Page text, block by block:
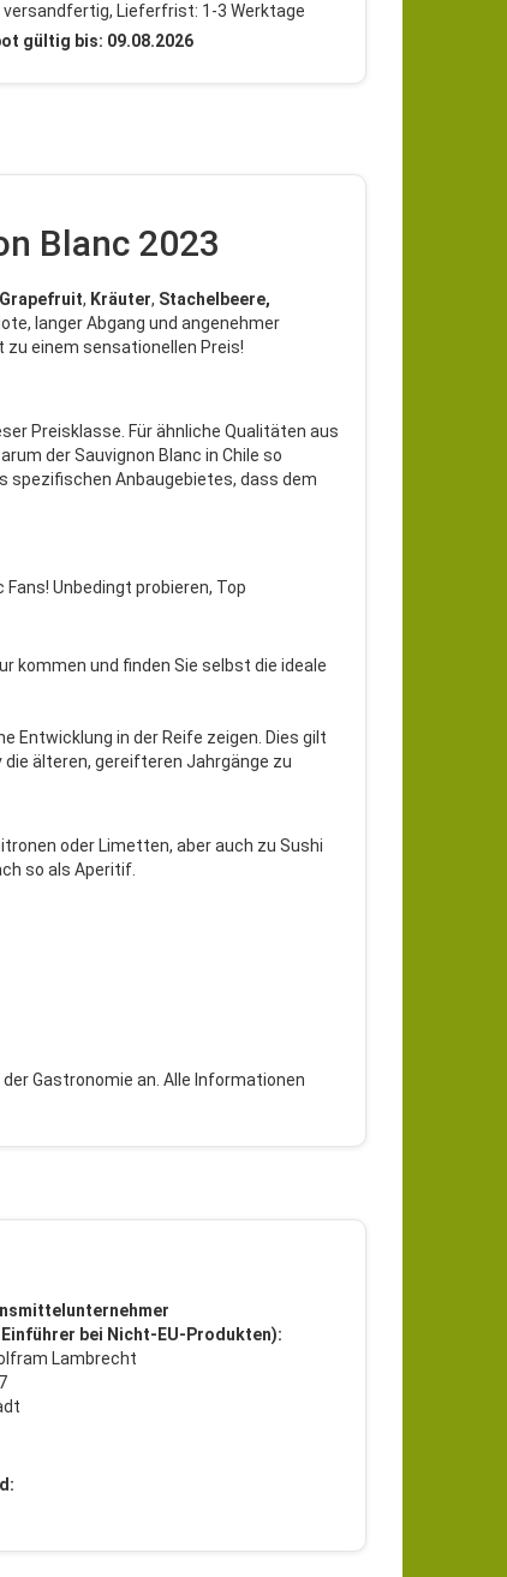
Lieferfrist: 1-3 Werktage
gültig bis: 09.08.2026
Blanc 2023
Grapefruit, Kräuter, Stachelbeere,
langer Abgang und angenehmer
zu einem sensationellen Preis!
Preisklasse. Für ähnliche Qualitäten aus
der Sauvignon Blanc in Chile so
spezifischen Anbaugebietes, dass dem
Unbedingt probieren, Top
kommen und finden Sie selbst die ideale
Entwicklung in der Reife zeigen. Dies gilt
älteren, gereifteren Jahrgänge zu
oder Limetten, aber auch zu Sushi
so als Aperitif.
Gastronomie an. Alle Informationen
bei Nicht-EU-Produkten):
Lambrecht